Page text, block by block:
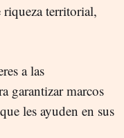
territorial,
a las
garantizar marcos
les ayuden en sus